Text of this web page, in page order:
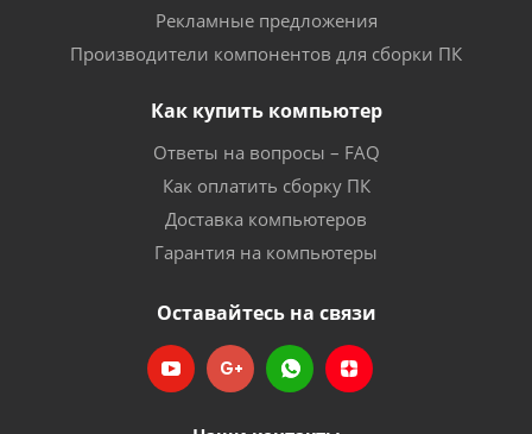
Рекламные предложения
Производители компонентов для сборки ПК
Как купить компьютер
Ответы на вопросы – FAQ
Как оплатить сборку ПК
Доставка компьютеров
Гарантия на компьютеры
Оставайтесь на связи